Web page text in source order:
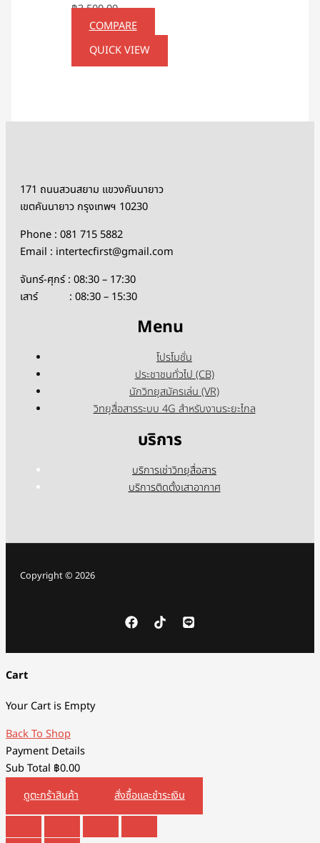
฿3,500.00
COMPARE
QUICK VIEW
171 ถนนสวนสยาม แขวงคันนายาว
เขตคันนายาว กรุงเทพฯ 10230
Phone : 081 715 5882
Email : intertecfirst@gmail.com
จันทร์-ศุกร์ : 08:30 – 17:30
เสาร์ : 08:30 – 15:30
Menu
โปรโมชั่น
ประชาชนทั่วไป (CB)
นักวิทยุสมัครเล่น (VR)
วิทยุสื่อสารระบบ 4G สำหรับงานระยะไกล
บริการ
บริการเช่าวิทยุสื่อสาร
บริการติดตั้งเสาอากาศ
Copyright © 2026
Cart
Your Cart is Empty
Back To Shop
Payment Details
Sub Total ฿0.00
ดูตะกร้าสินค้า
สั่งซื้อและชำระเงิน